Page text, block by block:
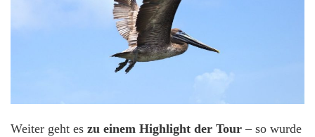
Weiter geht es zu einem Highlight der Tour – so wurde